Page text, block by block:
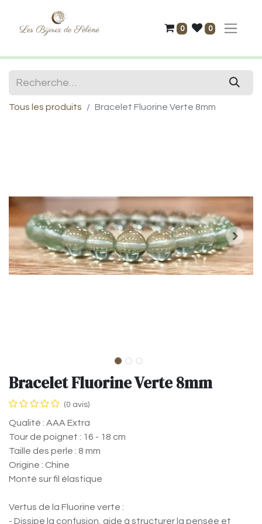
0 0
Tous les produits Bracelet Fluorine Verte 8mm
Bracelet Fluorine Verte 8mm
(0 avis)
Qualité : AAA Extra
Tour de poignet : 16 - 18 cm
Taille des perle : 8 mm
Origine : Chine
Monté sur fil élastique
Vertus de la Fluorine verte :
- Dissipe la confusion, aide à structurer la pensée et